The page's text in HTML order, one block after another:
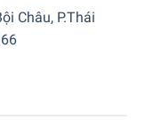
3.0
hộ của bạn, OZMO
Châu, P.Thái